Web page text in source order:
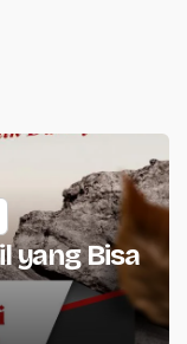
yang Bisa